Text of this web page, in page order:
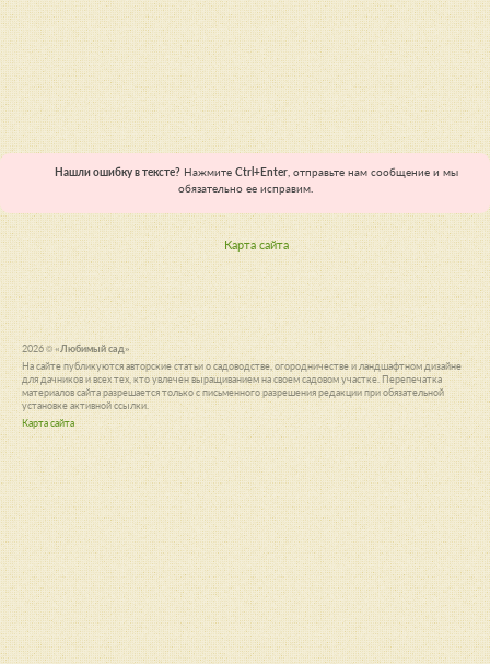
Нашли ошибку в тексте?Нажмите Ctrl+Enter, отправьте нам сообщение и мы
обязательно ее исправим.
Карта сайта
2026 ©«Любимый сад»
На сайте публикуются авторские статьи о садоводстве, огородничестве и ландшафтном дизайне
для дачников и всех тех, кто увлечен выращиванием на своем садовом участке. Перепечатка
материалов сайта разрешается только с письменного разрешения редакции при обязательной
установке активной ссылки.
Карта сайта